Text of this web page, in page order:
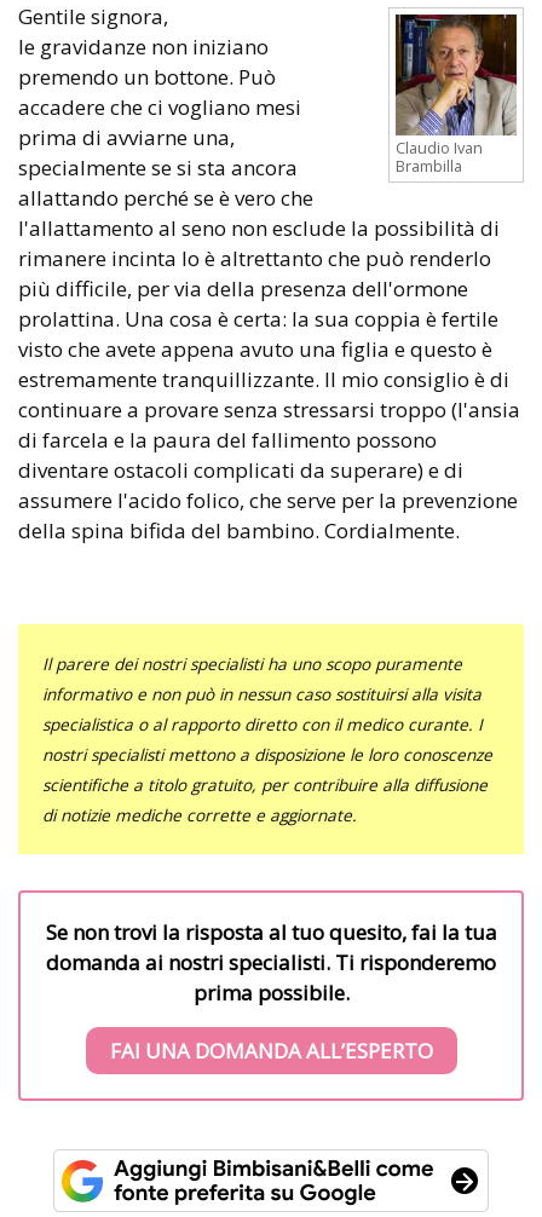
Claudio Ivan
Brambilla
Gentile signora,
le gravidanze non iniziano
premendo un bottone. Può
accadere che ci vogliano mesi
prima di avviarne una,
specialmente se si sta ancora
allattando perché se è vero che
l'allattamento al seno non esclude la possibilità di
rimanere incinta lo è altrettanto che può renderlo
più difficile, per via della presenza dell'ormone
prolattina. Una cosa è certa: la sua coppia è fertile
visto che avete appena avuto una figlia e questo è
estremamente tranquillizzante. Il mio consiglio è di
continuare a provare senza stressarsi troppo (l'ansia
di farcela e la paura del fallimento possono
diventare ostacoli complicati da superare) e di
assumere l'acido folico, che serve per la prevenzione
della spina bifida del bambino. Cordialmente.
Il parere dei nostri specialisti ha uno scopo puramente
informativo e non può in nessun caso sostituirsi alla visita
specialistica o al rapporto diretto con il medico curante. I
nostri specialisti mettono a disposizione le loro conoscenze
scientifiche a titolo gratuito, per contribuire alla diffusione
di notizie mediche corrette e aggiornate.
Se non trovi la risposta al tuo quesito, fai la tua
domanda ai nostri specialisti. Ti risponderemo
prima possibile.
FAI UNA DOMANDA ALL’ESPERTO